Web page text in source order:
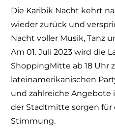
Die Karibik Nacht kehrt
wieder zurück und
Nacht voller Musik, Tanz
Am 01. Juli 2023 wird die
ShoppingMitte ab 18 Uhr
lateinamerikanischen
und zahlreiche Angebote
der Stadtmitte sorgen für
Stimmung.